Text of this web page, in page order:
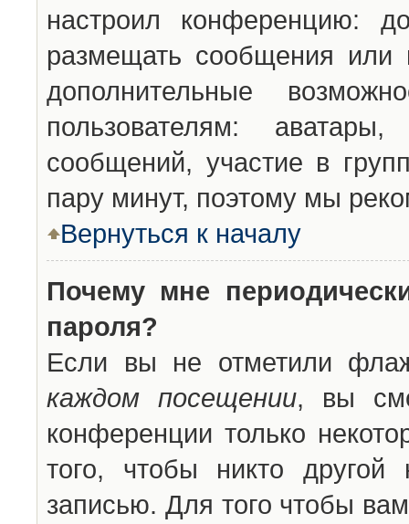
настроил конференцию:
размещать сообщения или
дополнительные
пользователям:
сообщений, участие в
пару минут, поэтому мы
Вернуться к началу
Почему мне
пароля?
Если вы не отметили
каждом посещении, вы
конференции только
того, чтобы никто другой
записью. Для того чтобы